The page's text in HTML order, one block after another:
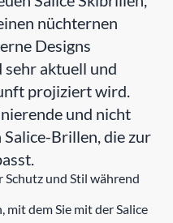
nüchternen
Designs
sehr aktuell und
projiziert wird.
und nicht
Brillen, die zur
Schutz und Stil während
dem Sie mit der Salice